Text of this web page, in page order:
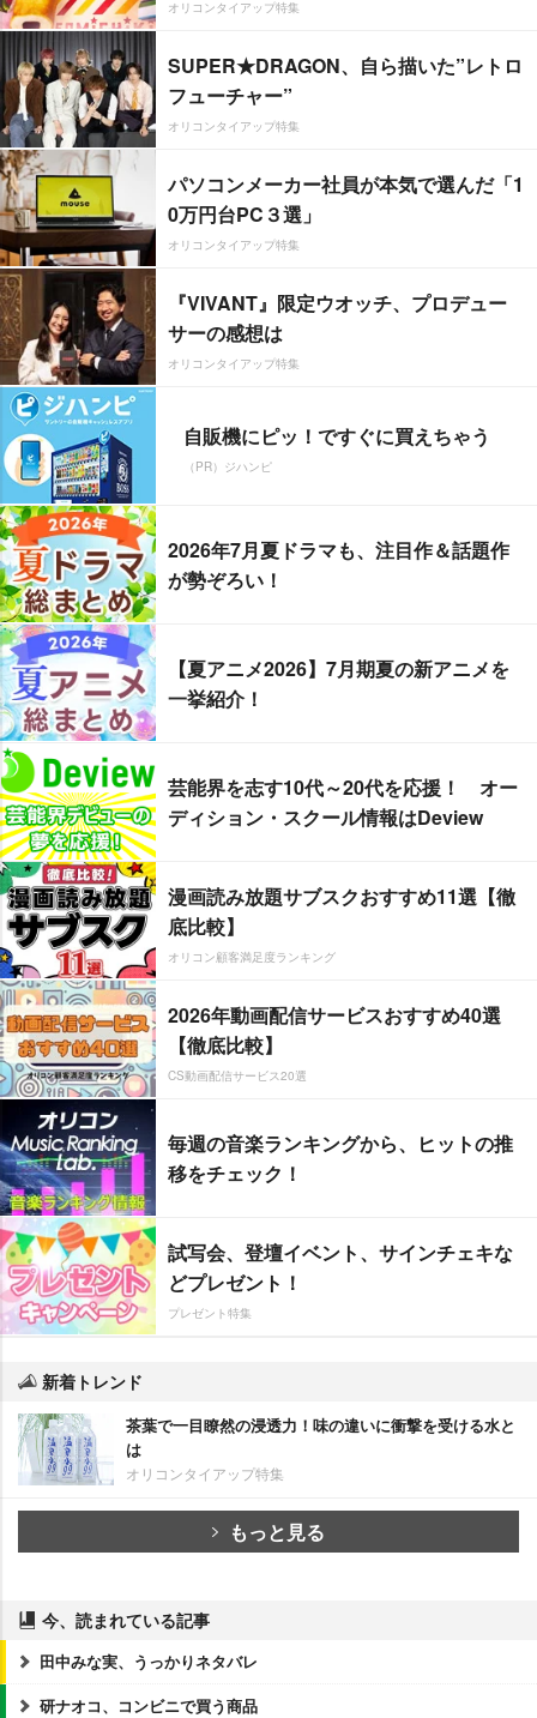
オリコンタイアップ特集
SUPER★DRAGON、自ら描いた”レトロ
フューチャー”
オリコンタイアップ特集
パソコンメーカー社員が本気で選んだ「1
0万円台PC３選」
オリコンタイアップ特集
『VIVANT』限定ウオッチ、プロデュー
サーの感想は
オリコンタイアップ特集
自販機にピッ！ですぐに買えちゃう
（PR）ジハンピ
2026年7月夏ドラマも、注目作＆話題作
が勢ぞろい！
【夏アニメ2026】7月期夏の新アニメを
一挙紹介！
芸能界を志す10代～20代を応援！ オー
ディション・スクール情報はDeview
漫画読み放題サブスクおすすめ11選【徹
底比較】
オリコン顧客満足度ランキング
2026年動画配信サービスおすすめ40選
【徹底比較】
CS動画配信サービス20選
毎週の音楽ランキングから、ヒットの推
移をチェック！
試写会、登壇イベント、サインチェキな
どプレゼント！
プレゼント特集
新着トレンド
茶葉で一目瞭然の浸透力！味の違いに衝撃を受ける水と
は
オリコンタイアップ特集
もっと見る
今、読まれている記事
田中みな実、うっかりネタバレ
研ナオコ、コンビニで買う商品